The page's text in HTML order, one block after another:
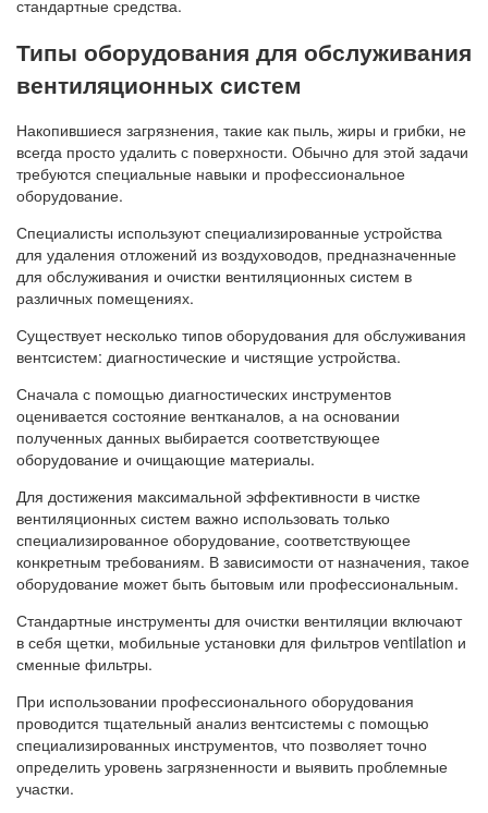
стандартные средства.
Типы оборудования для обслуживания
вентиляционных систем
Накопившиеся загрязнения, такие как пыль, жиры и грибки, не
всегда просто удалить с поверхности. Обычно для этой задачи
требуются специальные навыки и профессиональное
оборудование.
Специалисты используют специализированные устройства
для удаления отложений из воздуховодов, предназначенные
для обслуживания и очистки вентиляционных систем в
различных помещениях.
Существует несколько типов оборудования для обслуживания
вентсистем: диагностические и чистящие устройства.
Сначала с помощью диагностических инструментов
оценивается состояние вентканалов, а на основании
полученных данных выбирается соответствующее
оборудование и очищающие материалы.
Для достижения максимальной эффективности в чистке
вентиляционных систем важно использовать только
специализированное оборудование, соответствующее
конкретным требованиям. В зависимости от назначения, такое
оборудование может быть бытовым или профессиональным.
Стандартные инструменты для очистки вентиляции включают
в себя щетки, мобильные установки для фильтров ventilation и
сменные фильтры.
При использовании профессионального оборудования
проводится тщательный анализ вентсистемы с помощью
специализированных инструментов, что позволяет точно
определить уровень загрязненности и выявить проблемные
участки.